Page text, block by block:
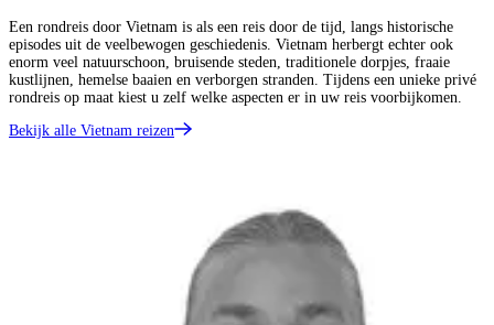
Een rondreis door Vietnam is als een reis door de tijd, langs historische
episodes uit de veelbewogen geschiedenis. Vietnam herbergt echter ook
enorm veel natuurschoon, bruisende steden, traditionele dorpjes, fraaie
kustlijnen, hemelse baaien en verborgen stranden. Tijdens een unieke privé
rondreis op maat kiest u zelf welke aspecten er in uw reis voorbijkomen.
Bekijk alle Vietnam reizen